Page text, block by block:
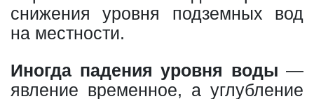
снижения уровня подземных вод
на местности.
Иногда падения уровня воды —
явление временное, а углубление